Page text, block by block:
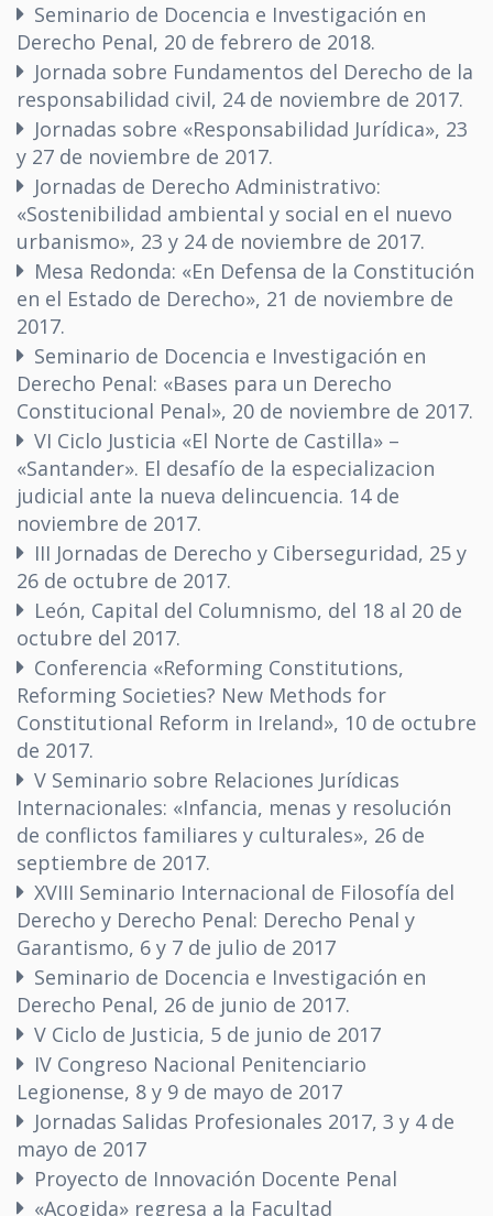
Seminario de Docencia e Investigación en
Derecho Penal, 20 de febrero de 2018.
Jornada sobre Fundamentos del Derecho de la
responsabilidad civil, 24 de noviembre de 2017.
Jornadas sobre «Responsabilidad Jurídica», 23
y 27 de noviembre de 2017.
Jornadas de Derecho Administrativo:
«Sostenibilidad ambiental y social en el nuevo
urbanismo», 23 y 24 de noviembre de 2017.
Mesa Redonda: «En Defensa de la Constitución
en el Estado de Derecho», 21 de noviembre de
2017.
Seminario de Docencia e Investigación en
Derecho Penal: «Bases para un Derecho
Constitucional Penal», 20 de noviembre de 2017.
VI Ciclo Justicia «El Norte de Castilla» –
«Santander». El desafío de la especializacion
judicial ante la nueva delincuencia. 14 de
noviembre de 2017.
III Jornadas de Derecho y Ciberseguridad, 25 y
26 de octubre de 2017.
León, Capital del Columnismo, del 18 al 20 de
octubre del 2017.
Conferencia «Reforming Constitutions,
Reforming Societies? New Methods for
Constitutional Reform in Ireland», 10 de octubre
de 2017.
V Seminario sobre Relaciones Jurídicas
Internacionales: «Infancia, menas y resolución
de conflictos familiares y culturales», 26 de
septiembre de 2017.
XVIII Seminario Internacional de Filosofía del
Derecho y Derecho Penal: Derecho Penal y
Garantismo, 6 y 7 de julio de 2017
Seminario de Docencia e Investigación en
Derecho Penal, 26 de junio de 2017.
V Ciclo de Justicia, 5 de junio de 2017
IV Congreso Nacional Penitenciario
Legionense, 8 y 9 de mayo de 2017
Jornadas Salidas Profesionales 2017, 3 y 4 de
mayo de 2017
Proyecto de Innovación Docente Penal
«Acogida» regresa a la Facultad